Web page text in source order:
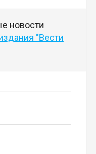
новости
"Вести